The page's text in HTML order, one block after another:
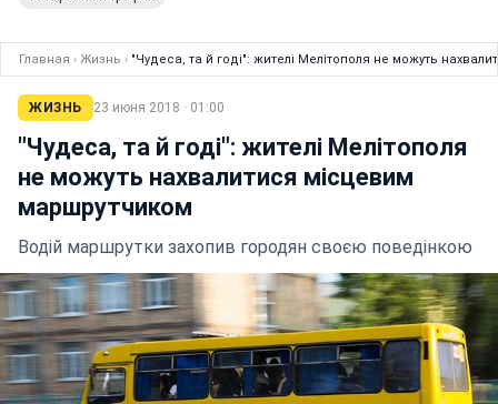
Главная › Жизнь › "Чудеса, та й годі": жителі Мелітополя не можуть
ЖИЗНЬ 23 июня 2018 · 01:00
"Чудеса, та й годі": жителі Мелітополя
не можуть нахвалитися місцевим
маршрутчиком
Водій маршрутки захопив городян своєю поведінкою